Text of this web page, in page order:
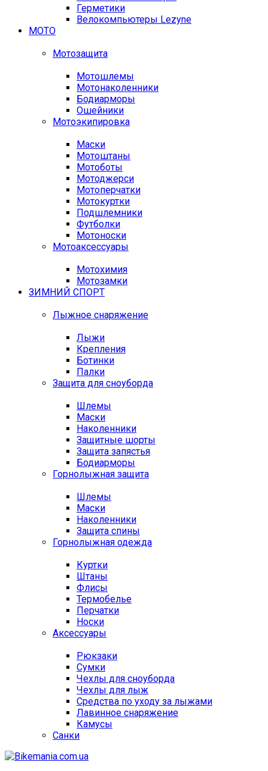
Герметики
Велокомпьютеры Lezyne
МОТО
Мотозащита
Мотошлемы
Мотонаколенники
Бодиарморы
Ошейники
Мотоэкипировка
Маски
Мотоштаны
Мотоботы
Мотоджерси
Мотоперчатки
Мотокуртки
Подшлемники
Футболки
Мотоноски
Мотоаксессуары
Мотохимия
Мотозамки
ЗИМНИЙ СПОРТ
Лыжное снаряжение
Лыжи
Крепления
Ботинки
Палки
Защита для сноуборда
Шлемы
Маски
Наколенники
Защитные шорты
Защита запястья
Бодиарморы
Горнолыжная защита
Шлемы
Маски
Наколенники
Защита спины
Горнолыжная одежда
Куртки
Штаны
Флисы
Термобелье
Перчатки
Носки
Аксессуары
Рюкзаки
Сумки
Чехлы для сноуборда
Чехлы для лыж
Средства по уходу за лыжами
Лавинное снаряжение
Камусы
Санки